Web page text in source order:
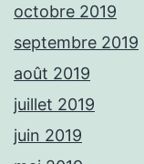
octobre 2019
septembre 2019
août 2019
juillet 2019
juin 2019